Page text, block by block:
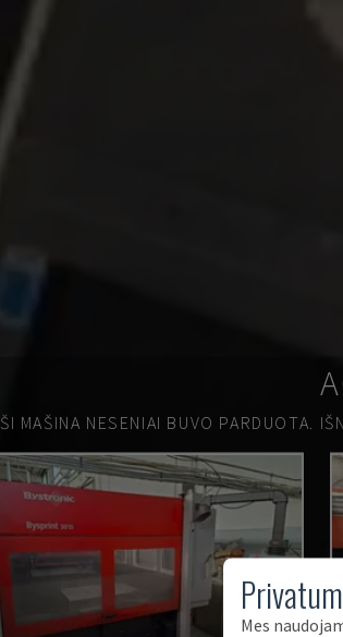
ŠI MAŠINA NESENIAI BUVO PARDUOTA.
Mes